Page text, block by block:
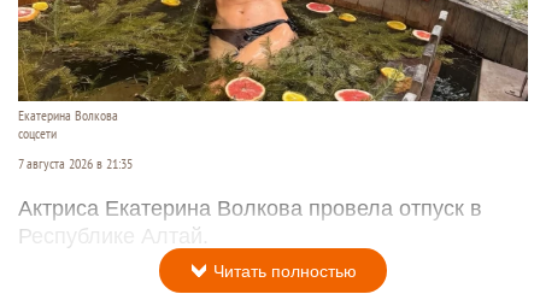
Екатерина Волкова
соцсети
7 августа 2026 в 21:35
Актриса Екатерина Волкова провела отпуск в
Республике Алтай.
Читать полностью